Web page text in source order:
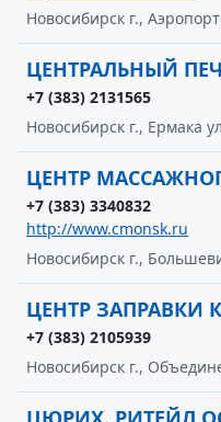
Новосибирск г.,
ЦЕНТРАЛЬНЫЙ
+7 (383) 2131565
Новосибирск г., Ермака
ЦЕНТР
+7 (383) 3340832
http://www.cmonsk.ru
Новосибирск г.,
ЦЕНТР ЗАПРАВКИ
+7 (383) 2105939
Новосибирск г.,